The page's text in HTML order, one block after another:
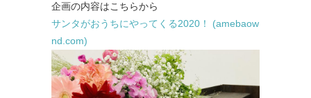
企画の内容はこちらから
サンタがおうちにやってくる2020！ (amebaow
nd.com)